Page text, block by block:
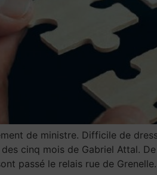
de ministre. Difficile de
cinq mois de Gabriel Attal.
passé le relais rue de Grenelle.